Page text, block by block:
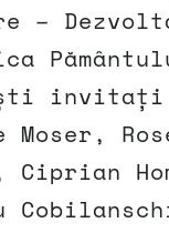
–
invitați
Moser,